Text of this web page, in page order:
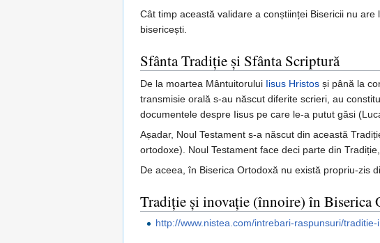
Cât timp această validare a conștiinței Bisericii nu
bisericești.
Sfânta Tradiție și Sfânta Scriptură
De la moartea Mântuitorului Iisus Hristos și până la
transmisie orală s-au născut diferite scrieri, au
documentele despre Iisus pe care le-a putut găsi
Așadar, Noul Testament s-a născut din această
ortodoxe). Noul Testament face deci parte din
De aceea, în Biserica Ortodoxă nu există propriu-zis
Tradiție și inovație (înnoire) în Biserica
http://www.nistea.com/intrebari-raspunsuri/